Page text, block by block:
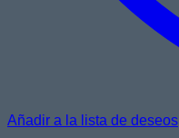
Añadir a la lista de deseos